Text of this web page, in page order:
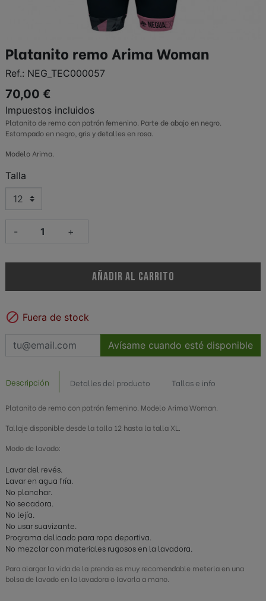
Platanito remo Arima Woman
Ref.: NEG_TEC000057
70,00 €
Impuestos incluidos
Platanito de remo con patrón femenino. Parte de abajo en negro.
Estampado en negro, gris y detalles en rosa.
Modelo Arima.
Talla
- +
AÑADIR AL CARRITO
 Fuera de stock
Avísame cuando esté disponible
Descripción Detalles del producto Tallas e info
Platanito de remo con patrón femenino. Modelo Arima Woman.
Tallaje disponible desde la talla 12 hasta la talla XL.
Modo de lavado:
Lavar del revés.
Lavar en agua fría.
No planchar.
No secadora.
No lejía.
No usar suavizante.
Programa delicado para ropa deportiva.
No mezclar con materiales rugosos en la lavadora.
Para alargar la vida de la prenda es muy recomendable meterla en una
bolsa de lavado en la lavadora o lavarla a mano.